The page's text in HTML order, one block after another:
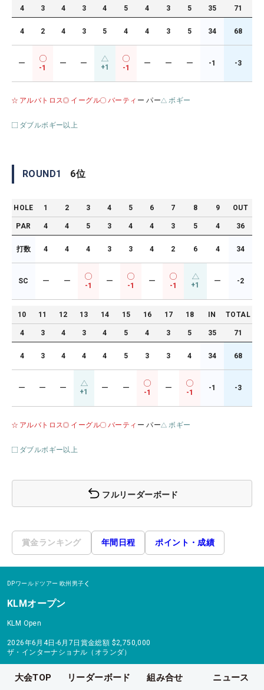
4 3 4 3 4 5 4 3 5 35 71
4 2 4 3 5 4 4 3 5 34 68
ー
-1
ー ー +1 -1
ー ー ー -1 -3
アルバトロス イーグル バーティ ー パー ボギー
ダブルボギー以上
ROUND1 6位
HOLE 1 2 3 4 5 6 7 8 9 OUT
PAR 4 4 5 3 4 4 3 5 4 36
打数 4 4 4 3 3 4 2 6 4 34
SC ー ー
-1
ー
-1
ー
-1 +1 ー -2
10 11 12 13 14 15 16 17 18 IN TOTAL
4 3 4 3 4 5 4 3 5 35 71
4 3 4 4 4 5 3 3 4 34 68
ー ー ー +1 ー ー
-1
ー
-1
-1 -3
アルバトロス イーグル バーティ ー パー ボギー
ダブルボギー以上
フルリーダーボード
賞金ランキング 年間日程 ポイント・成績
DPワールドツアー 欧州男子
KLMオープン
KLM Open
2026年6月4日-6月7日 賞金総額 $2,750,000
ザ・インターナショナル（オランダ）
大会TOP リーダーボード 組み合せ ニュース